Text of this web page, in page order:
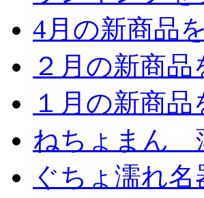
4月の新商品
２月の新商
１月の新商
ねちょまん
ぐちょ濡れ